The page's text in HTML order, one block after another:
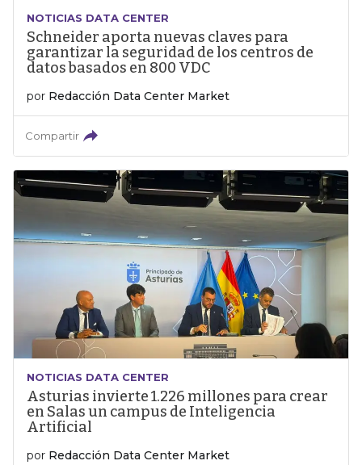
NOTICIAS DATA CENTER
Schneider aporta nuevas claves para
garantizar la seguridad de los centros de
datos basados en 800 VDC
por Redacción Data Center Market
Compartir
NOTICIAS DATA CENTER
Asturias invierte 1.226 millones para crear
en Salas un campus de Inteligencia
Artificial
por Redacción Data Center Market